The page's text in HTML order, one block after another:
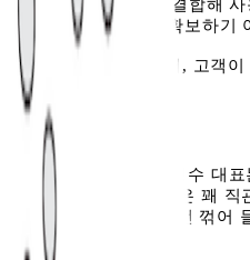
물류·콘텐츠 등과 결합해
속 가능한 경쟁력을 확보하기
할인이나 적립을 넘어, 고객
에 달려 있습니다.
입니다
요? 글로우서울의 유정수 대
한 바 있습니다. 기준은 꽤
결된 동선은 A급, 한 번 꺾어